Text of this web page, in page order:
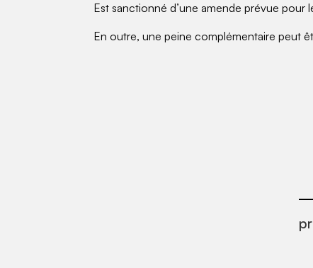
Est sanctionné d’une amende prévue
En outre, une peine complémentaire peut